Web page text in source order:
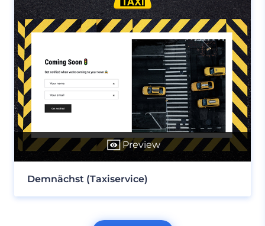
Preview
Demnächst (Taxiservice)